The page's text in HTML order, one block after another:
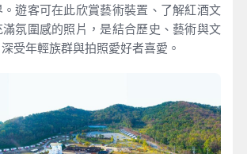
遊客可在此欣賞藝術裝置、了解紅酒文
氛圍感的照片，是結合歷史、藝術與文
受年輕族群與拍照愛好者喜愛。